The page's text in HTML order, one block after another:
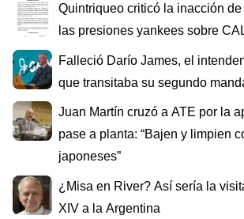
Quintriqueo criticó la inacción
las presiones yankees sobre
Falleció Darío James, el
que transitaba su segundo
Juan Martín cruzó a ATE por la
pase a planta: “Bajen y limpien
japoneses”
¿Misa en River? Así sería la
XIV a la Argentina